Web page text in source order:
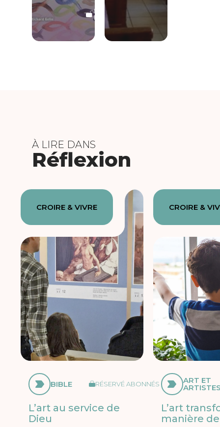
LECTURE
LIBRE
À LIRE DANS
Réflexion
CROIRE & VIVRE
BIBLE RÉSERVÉ ABONNÉS
L’art au service de
Dieu
CROIRE &
ART ET
L’art
manière